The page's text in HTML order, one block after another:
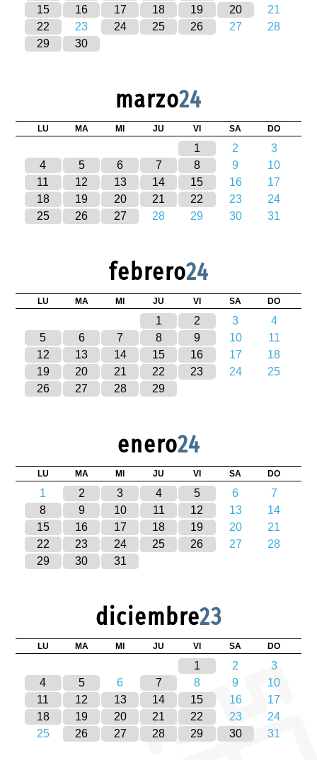
15
16 17 18 19 20
21
22
23 24 25 26 27
28
29
30
marzo24
LU MA MI JU VI SA DO
1 2
3
4
5 6 7 8 9
10
11
12 13 14 15 16
17
18
19 20 21 22 23
24
25
26 27 28 29 30 31
febrero24
LU MA MI JU VI SA DO
1 2 3
4
5
6 7 8 9 10
11
12
13 14 15 16 17
18
19
20 21 22 23 24
25
26
27 28 29
enero24
LU MA MI JU VI SA DO
1 2 3 4 5 6
7
8
9 10 11 12 13
14
15
16 17 18 19 20
21
22
23 24 25 26 27
28
29
30 31
diciembre23
LU MA MI JU VI SA DO
1 2
3
4
5 6 7 8 9
10
11
12 13 14 15 16
17
18
19 20 21 22 23
24
25
26 27 28 29 30 31